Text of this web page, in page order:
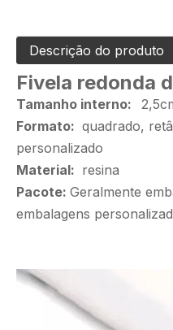
Descrição do produto
Fivela redonda
Tamanho interno:
Formato: quadrado,
personalizado
Material: resina
Pacote: Geralmente
embalagens